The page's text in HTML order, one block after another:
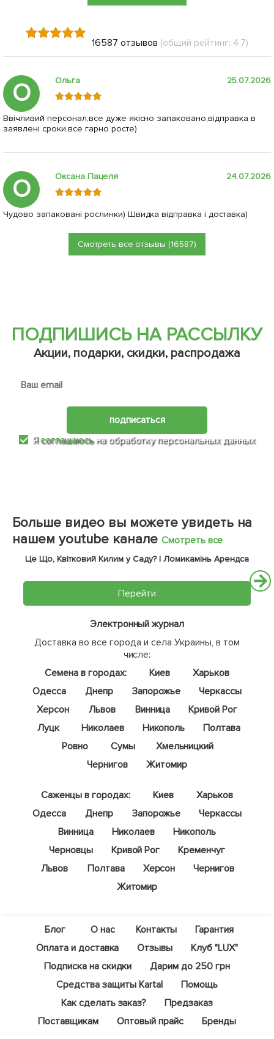
16587 отзывов (общий рейтинг: 4.7)
О Ольга 25.07.2026
Ввічливий персонал,все дуже якісно запаковано,відправка в
заявлені сроки,все гарно росте)
О Оксана Пацеля 24.07.2026
Чудово запаковані рослинки) Швидка відправка і доставка)
Смотреть все отзывы (16587)
ПОДПИШИСЬ НА РАССЫЛКУ
Акции, подарки, скидки, распродажа
подписаться
Ясоглашаюсьна обработку персональных данных
Больше видео вы можете увидеть на
нашем youtube канале Смотреть все
Це Що, Квітковий Килим у Саду? | Ломикамінь Арендса
Перейти
Электронный журнал
Доставка во все города и села Украины, в том
числе:
Семена в городах:
Киев
Харьков
Одесса
Днепр Запорожье
Черкассы
Херсон
Львов Винница
Кривой Рог
Луцк
Николаев Никополь
Полтава
Ровно
Сумы
Хмельницкий
Чернигов
Житомир
Саженцы в городах: Киев
Харьков
Одесса
Днепр Запорожье
Черкассы
Винница
Николаев
Никополь
Черновцы
Кривой Рог
Кременчуг
Львов
Полтава Херсон
Чернигов
Житомир
Блог О нас Контакты
Гарантия
Оплата и доставка
Отзывы
Клуб "LUX"
Подписка на скидки
Дарим до 250 грн
Средства защиты Kartal
Помощь
Как сделать заказ?
Предзаказ
Поставщикам
Оптовый прайс Бренды